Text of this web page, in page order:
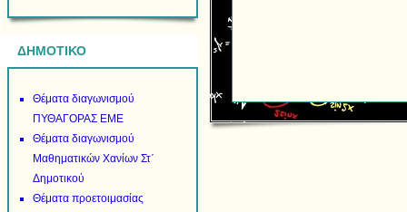
ΔΗΜΟΤΙΚΟ
Θέματα διαγωνισμού
ΠΥΘΑΓΟΡΑΣ ΕΜΕ
Θέματα διαγωνισμού
Μαθηματικών Χανίων Στ΄
Δημοτικού
Θέματα προετοιμασίας